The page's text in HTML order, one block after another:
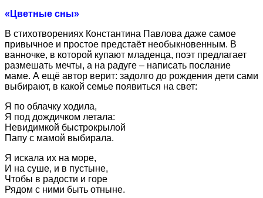
«Цветные сны»
В стихотворениях Константина Павлова даже самое
привычное и простое предстаёт необыкновенным. В
ванночке, в которой купают младенца, поэт предлагает
размешать мечты, а на радуге – написать послание
маме. А ещё автор верит: задолго до рождения дети сами
выбирают, в какой семье появиться на свет:
Я по облачку ходила,
Я под дождичком летала:
Невидимкой быстрокрылой
Папу с мамой выбирала.
Я искала их на море,
И на суше, и в пустыне,
Чтобы в радости и горе
Рядом с ними быть отныне.